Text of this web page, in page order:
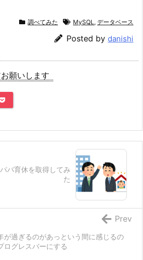
調べてみた MySQL , データベース
Posted by danishi
願いします
パ育休を取得してみ
た
が過ぎるのがあっという間に感じるの
ログレスバーにする
Prev